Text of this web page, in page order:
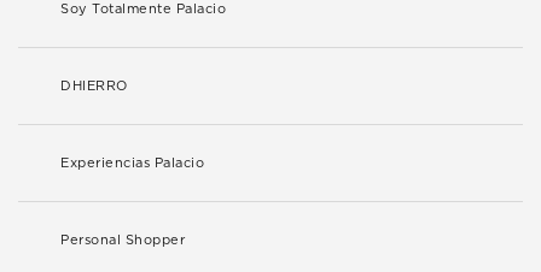
Soy Totalmente Palacio
DHIERRO
Experiencias Palacio
Personal Shopper